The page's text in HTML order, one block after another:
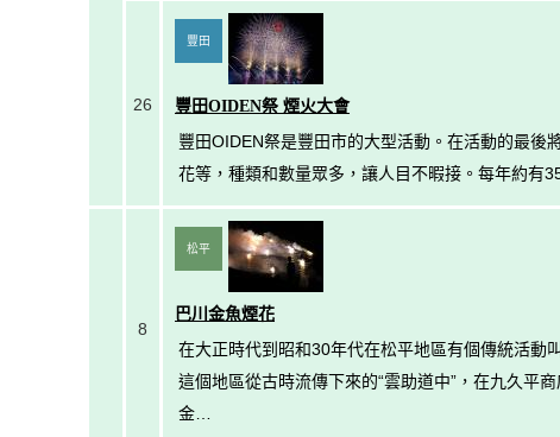
26
豐田
豐田OIDEN祭 煙火大會
豐田OIDEN祭是豐田市的大型活動。在活動的最後
花等，種類和數量眾多，讓人目不暇接。每年約有
8
松平
巴川金魚煙花
在大正時代到昭和30年代在松平地區有個傳統活動
這個地區從古時流傳下來的“雲助道中”，在九久平
金…